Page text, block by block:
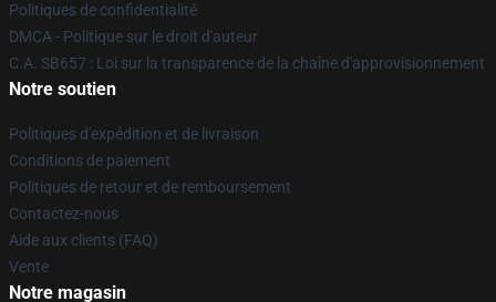
Politiques de confidentialité
DMCA - Politique sur le droit d'auteur
C.A. SB657 : Loi sur la transparence de la chaîne d'approvisionnement
Notre soutien
Politiques d'expédition et de livraison
Conditions de paiement
Politiques de retour et de remboursement
Contactez-nous
Aide aux clients (FAQ)
Vente
Notre magasin